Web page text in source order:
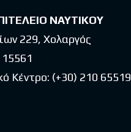
ΝΑΥΤΙΚΟΥ
229, Χολαργός
Κέντρο: (+30) 210